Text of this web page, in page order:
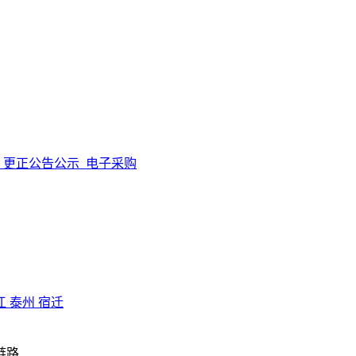
更正公告公示 电子采购
泰州 宿迁